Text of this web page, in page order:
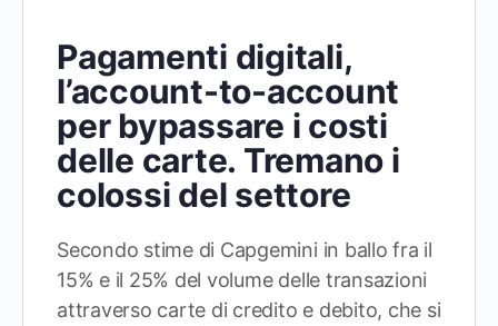
Pagamenti digitali,
l’account-to-account
per bypassare i costi
delle carte. Tremano i
colossi del settore
Secondo stime di Capgemini in ballo fra il
15% e il 25% del volume delle transazioni
attraverso carte di credito e debito, che si